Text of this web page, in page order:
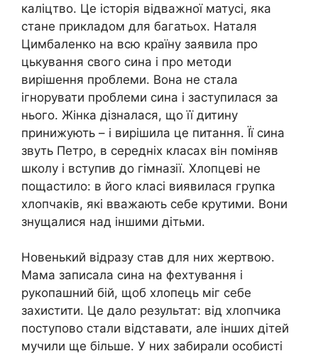
каліцтво. Це історія відважної матусі, яка
стане прикладом для багатьох. Наталя
Цимбаленко на всю країну заявила про
цькування свого сина і про методи
вирішення проблеми. Вона не стала
ігнорувати проблеми сина і заступилася за
нього. Жінка дізналася, що її дитину
принижують – і вирішила це питання. Її сина
звуть Петро, в середніх класах він поміняв
школу і вступив до гімназії. Хлопцеві не
пощастило: в його класі виявилася групка
хлопчаків, які вважають себе крутими. Вони
знущалися над іншими дітьми.
Новенький відразу став для них жертвою.
Мама записала сина на фехтування і
рукопашний бій, щоб хлопець міг себе
захистити. Це дало результат: від хлопчика
поступово стали відставати, але інших дітей
мучили ще більше. У них забирали особисті